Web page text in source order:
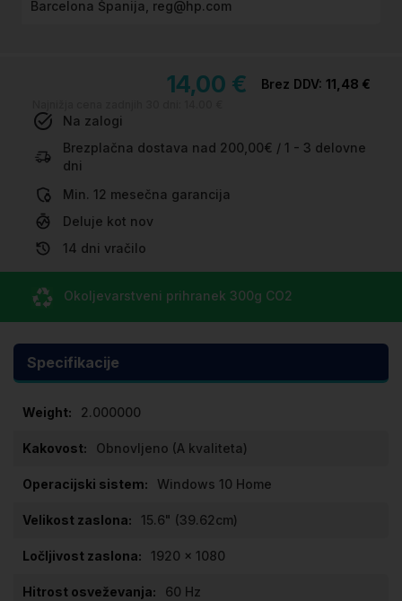
Barcelona Španija, reg@hp.com
14,00 € 11,48 €
Na zalogi
Brezplačna dostava nad 200,00€ / 1 - 3 delovne
dni
Min. 12 mesečna garancija
Deluje kot nov
14 dni vračilo
Okoljevarstveni prihranek 300g CO2
Specifikacije
2.000000
Obnovljeno (A kvaliteta)
Windows 10 Home
15.6" (39.62cm)
1920 x 1080
60 Hz